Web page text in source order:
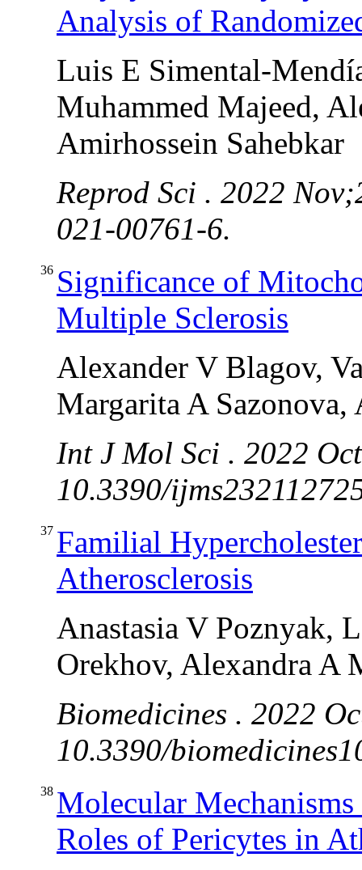
Analysis of
Luis E Simental-
Muhammed Majeed,
Amirhossein Sahebkar
Reprod Sci . 2022
021-00761-6.
36 Significance of
Multiple Sclerosis
Alexander V Blagov,
Margarita A
Int J Mol Sci . 2022
10.3390/
37 Familial
Atherosclerosis
Anastasia V Poznyak,
Orekhov, Alexandra A
Biomedicines . 2022
10.3390/
38 Molecular
Roles of Pericytes in